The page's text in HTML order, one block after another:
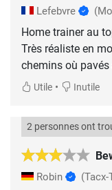
Lefebvre
Home trainer au
Très réaliste en
chemins où
Utile • Inutile
2 personnes ont
Robin (Tacx-